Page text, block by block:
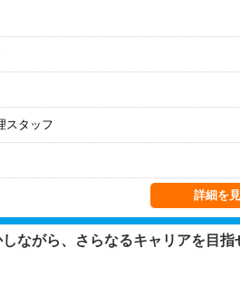
スタッフ
詳細を
ながら、さらなるキャリアを目指